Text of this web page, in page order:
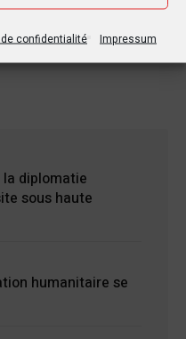
confidentialité Impressum
diplomatie
sous haute
humanitaire se